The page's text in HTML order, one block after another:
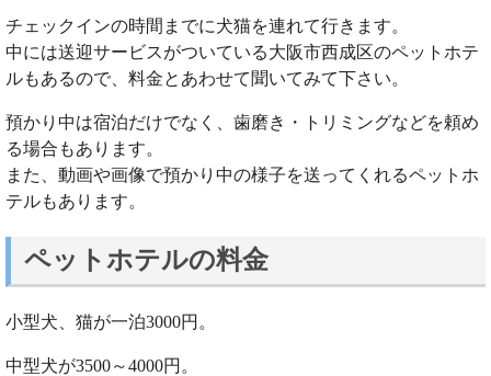
チェックインの時間までに犬猫を連れて行きます。
中には送迎サービスがついている大阪市西成区のペットホテ
ルもあるので、料金とあわせて聞いてみて下さい。
預かり中は宿泊だけでなく、歯磨き・トリミングなどを頼め
る場合もあります。
また、動画や画像で預かり中の様子を送ってくれるペットホ
テルもあります。
ペットホテルの料金
小型犬、猫が一泊3000円。
中型犬が3500～4000円。